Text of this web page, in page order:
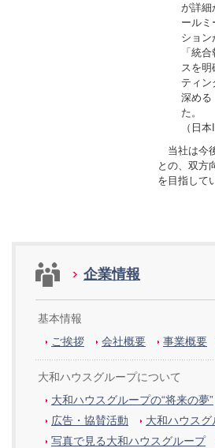
が詳細
ール
ション
「統
スを明
ティン
深め
た。
（日
当社は今
との、双方
を目指して
企業情報
基本情報
ご挨拶
会社概要 事業概要
大和ハウスグループについて
大和ハウスグループの“将来の夢”
広告・協賛活動
大和ハウス
写真で見る大和ハウスグループ